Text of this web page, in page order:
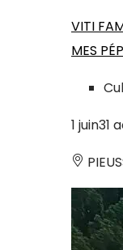
VITI
MES
1 juin31